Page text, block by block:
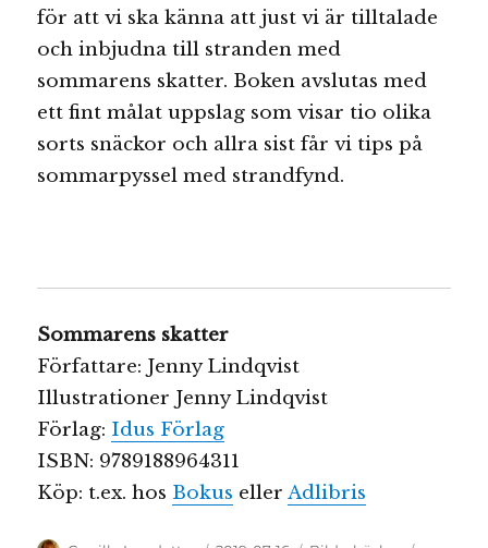
för att vi ska känna att just vi är tilltalade
och inbjudna till stranden med
sommarens skatter. Boken avslutas med
ett fint målat uppslag som visar tio olika
sorts snäckor och allra sist får vi tips på
sommarpyssel med strandfynd.
Sommarens skatter
Författare: Jenny Lindqvist
Illustrationer Jenny Lindqvist
Förlag: Idus Förlag
ISBN: 9789188964311
Köp: t.ex. hos Bokus ellerAdlibris